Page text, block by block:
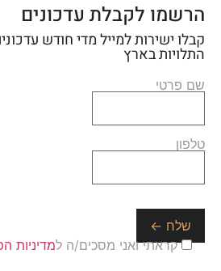
הרשמו לקבלת עדכונים
קבלו ישירות למייל מדי חודש
התלויות בארץ
שם פרטי
טלפון
קראתי ואני מסכים/ה למדיניות